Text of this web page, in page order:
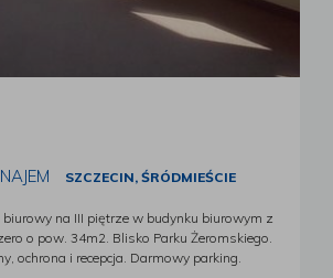
salę konferencyjną na tym samym piętrze
m2 - do uzgodnienia. Kontrola dostępu,
właściciele prowadzą własną
część powierzchni biurowych na
Wirtualny spacer:
show/?m=YNMfpK6cqy1 Oferta
dla biur nieruchomości ASARI CRM
SZCZECIN, ŚRÓDMIEŚCIE
na III piętrze w budynku biurowym z
o pow. 34m2. Blisko Parku Żeromskiego.
ochrona i recepcja. Darmowy parking.